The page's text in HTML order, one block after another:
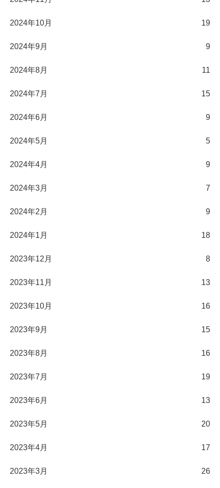
2024年10月 19
2024年9月 9
2024年8月 11
2024年7月 15
2024年6月 9
2024年5月 5
2024年4月 9
2024年3月 7
2024年2月 9
2024年1月 18
2023年12月 8
2023年11月 13
2023年10月 16
2023年9月 15
2023年8月 16
2023年7月 19
2023年6月 13
2023年5月 20
2023年4月 17
2023年3月 26